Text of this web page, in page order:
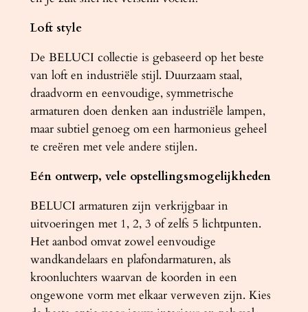
lLoft style
De BELUCI collectie is gebaseerd op het beste
van loft en industriële stijl. Duurzaam staal,
draadvorm en eenvoudige, symmetrische
armaturen doen denken aan industriële lampen,
maar subtiel genoeg om een ​​harmonieus geheel
te creëren met vele andere stijlen.
Eén ontwerp, vele opstellingsmogelijkheden
BELUCI armaturen zijn verkrijgbaar in
uitvoeringen met 1, 2, 3 of zelfs 5 lichtpunten.
Het aanbod omvat zowel eenvoudige
wandkandelaars en plafondarmaturen, als
kroonluchters waarvan de koorden in een
ongewone vorm met elkaar verweven zijn. Kies